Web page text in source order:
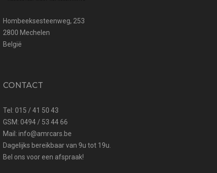
Hombeeksesteenweg, 253
2800 Mechelen
België
CONTACT
Tel: 015 / 41 50 43
GSM: 0494 / 53 44 66
Mail: info@amrcars.be
Dagelijks bereikbaar van 9u tot 19u.
Bel ons voor een afspraak!